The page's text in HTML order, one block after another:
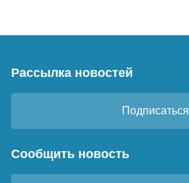
Рассылка новостей
Подписаться
Сообщить новость